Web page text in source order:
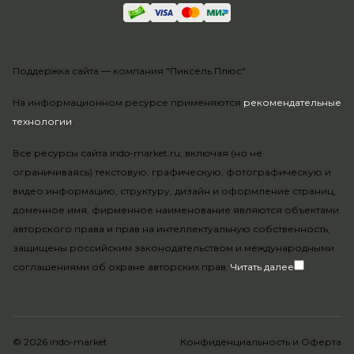
На информационном ресурсе применяются рекомендательные
технологии.
Все ресурсы сайта indo-market.ru, включая (но не
ограничиваясь) текстовую, графическую, фотографическую и
видео информацию, структуру, дизайн и оформление страниц,
доменное имя, фирменное наименование являются объектами
авторского права и прав на интеллектуальную собственность,
защищены российским законодательством и международными
соглашениями об охране авторских прав. Читать далее
Поддержка сайта — компания "Пиксель Плюс"
© 2026 indo-market Конфиденциальность и Оферта